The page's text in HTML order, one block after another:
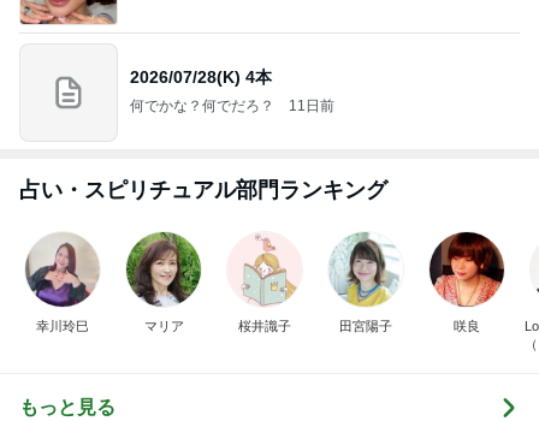
2026/07/28(K) 4本
何でかな？何でだろ？ 11日前
占い・スピリチュアル部門ランキング
幸川玲巳 マリア 桜井識子 田宮陽子 咲良
もっと見る